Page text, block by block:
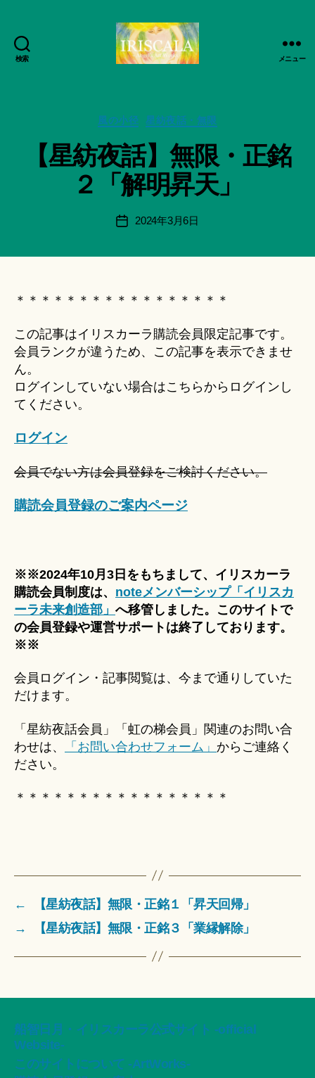
検索
日
記
録・
品
IRISCALA
メニュー
カ
ー
風の小径 星紡夜話・無限
【星紡夜話】無限・正銘
２「解明昇天」
投
稿
智
日
月
＊
F
u
a
ki
＊
投
2024年3月6日
＊＊＊＊＊＊＊＊＊＊＊＊＊＊＊＊＊
この記事はイリスカーラ購読会員限定記事です。
会員ランクが違うため、この記事を表示できませ
ん。
ログインしていない場合はこちらからログインし
てください。
ログイン
会員でない方は会員登録をご検討ください。
購読会員登録のご案内ページ
※※2024年10月3日をもちまして、イリスカーラ
購読会員制度は、 noteメンバーシップ「イリスカ
ーラ未来創造部」 へ移管しました。このサイトで
の会員登録や運営サポートは終了しております。
※※
会員ログイン・記事閲覧は、今まで通りしていた
だけます。
「星紡夜話会員」「虹の梯会員」関連のお問い合
わせは、
「お問い合わせフォーム」 からご連絡く
ださい。
＊＊＊＊＊＊＊＊＊＊＊＊＊＊＊＊＊
←
【星紡夜話】無限・正銘１「昇天回帰」
→
【星紡夜話】無限・正銘３「業縁解除」
船智日月・イリスカーラ公式サイト -official
Website-
このサイトについて -ArtWorks-